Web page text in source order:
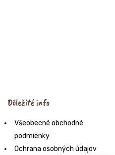
Dôležité info
Všeobecné obchodné
podmienky
Ochrana osobných údajov